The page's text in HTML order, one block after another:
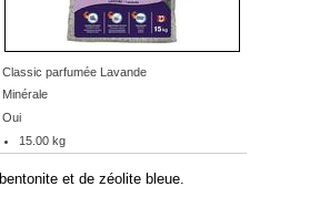
Classic parfumée Lavande
Minérale
Oui
15.00 kg
bentonite et de zéolite bleue.